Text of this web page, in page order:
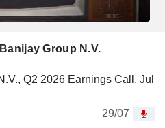
Group N.V.
Q2 2026 Earnings Call, Jul
29/07